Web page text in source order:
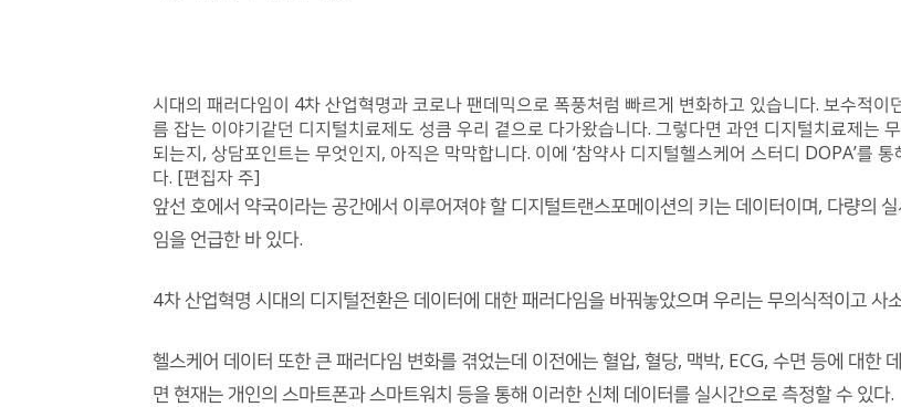
시대의 패러다임이 4차 산업혁명과 코로나 팬데믹으로 폭풍처럼 빠르게 변화하고 있습니다. 보수적
름 잡는 이야기같던 디지털치료제도 성큼 우리 곁으로 다가왔습니다. 그렇다면 과연 디지털치료제는
되는지, 상담포인트는 무엇인지, 아직은 막막합니다. 이에 ‘참약사 디지털헬스케어 스터디 DOPA’를
다. [편집자 주]
앞선 호에서 약국이라는 공간에서 이루어져야 할 디지털트랜스포메이션의 키는 데이터이며, 다량의
임을 언급한 바 있다.
4차 산업혁명 시대의 디지털전환은 데이터에 대한 패러다임을 바꿔놓았으며 우리는 무의식적이고
헬스케어 데이터 또한 큰 패러다임 변화를 겪었는데 이전에는 혈압, 혈당, 맥박, ECG, 수면 등에 대한
면 현재는 개인의 스마트폰과 스마트워치 등을 통해 이러한 신체 데이터를 실시간으로 측정할 수 있다.